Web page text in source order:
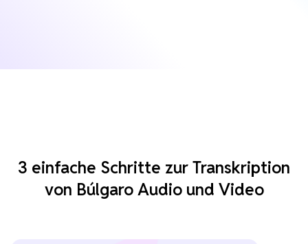
3 einfache Schritte zur Transkription
von Búlgaro Audio und Video